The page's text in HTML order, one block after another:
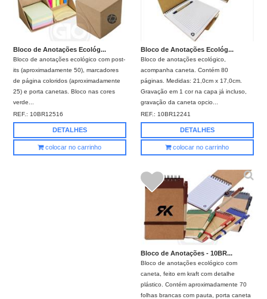
Bloco de Anotações Ecológ...
Bloco de anotações ecológico com post-
its (aproximadamente 50), marcadores
de página coloridos (aproximadamente
25) e porta canetas. Bloco nas cores
verde...
REF.:10BR12516
DETALHES
colocar no carrinho
Bloco de Anotações Ecológ...
Bloco de anotações ecológico,
acompanha caneta. Contém 80
páginas. Medidas: 21,0cm x 17,0cm.
Gravação em 1 cor na capa já incluso,
gravação da caneta opcio...
REF.: 10BR12241
DETALHES
colocar no carrinho
Bloco de Anotações - 10BR...
Bloco de anotações ecológico com
caneta, feito em kraft com detalhe
plástico. Contém aproximadamente 70
folhas brancas com pauta, porta caneta